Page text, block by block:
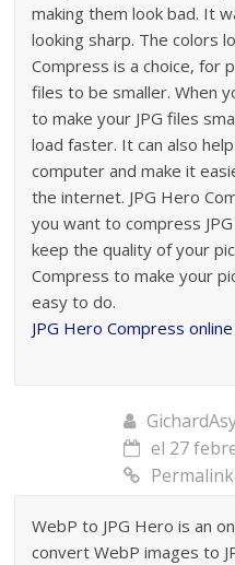
making them look bad. It
looking sharp. The colors
Compress is a choice, for
files to be smaller. When
to make your JPG files
load faster. It can also
computer and make it
the internet. JPG Hero
you want to compress
keep the quality of your
Compress to make your
easy to do.
JPG Hero Compress
el 27
Permalink
WebP to JPG Hero is an
convert WebP images to